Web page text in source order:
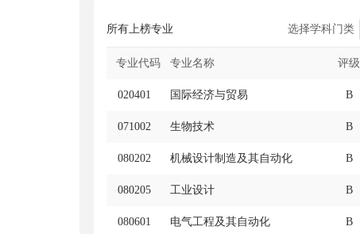
所有上榜专业 选择学科门类
专业代码 专业名称 评级
020401 国际经济与贸易 B
071002 生物技术 B
080202 机械设计制造及其自动化 B
080205 工业设计 B
080601 电气工程及其自动化 B